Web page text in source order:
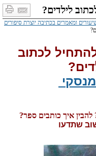
לילדים?
ומאמרים בכתיבה יוצרת סיפורים
לכתוב
להבין איך כותבים ספר?
שתדעו